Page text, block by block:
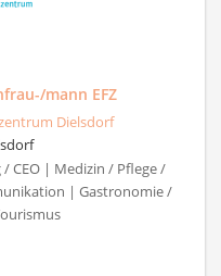
mann EFZ
Dielsdorf
CEO | Medizin / Pflege /
| Gastronomie /